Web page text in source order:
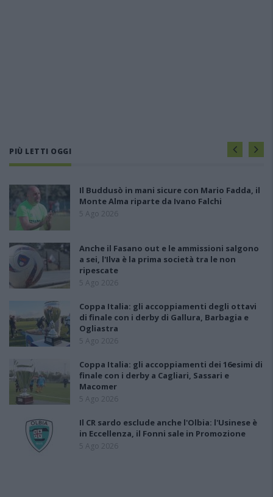
PIÙ LETTI OGGI
Il Buddusò in mani sicure con Mario Fadda, il
Monte Alma riparte da Ivano Falchi
5 Ago 2026
Anche il Fasano out e le ammissioni salgono
a sei, l'Ilva è la prima società tra le non
ripescate
5 Ago 2026
Coppa Italia: gli accoppiamenti degli ottavi
di finale con i derby di Gallura, Barbagia e
Ogliastra
5 Ago 2026
Coppa Italia: gli accoppiamenti dei 16esimi di
finale con i derby a Cagliari, Sassari e
Macomer
5 Ago 2026
Il CR sardo esclude anche l'Olbia: l'Usinese è
in Eccellenza, il Fonni sale in Promozione
5 Ago 2026